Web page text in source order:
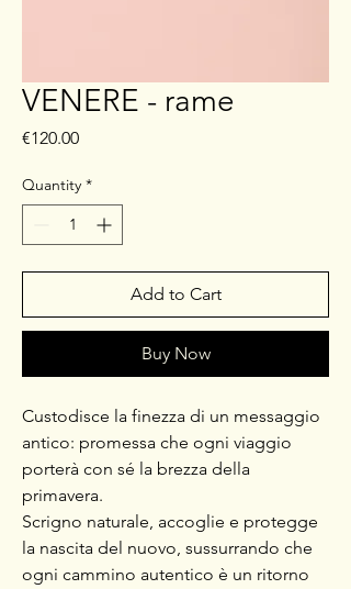
VENERE - rame
€120.00Price
Quantity *
Add to Cart
Buy Now
Custodisce la finezza di un messaggio
antico: promessa che ogni viaggio
porterà con sé la brezza della
primavera.
Scrigno naturale, accoglie e protegge
la nascita del nuovo, sussurrando che
ogni cammino autentico è un ritorno